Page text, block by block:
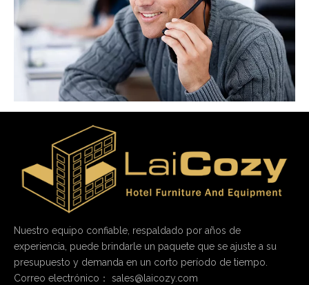
Nuestro equipo confiable, respaldado por años de
experiencia, puede brindarle un paquete que se ajuste a su
presupuesto y demanda en un corto período de tiempo.
Correo electrónico： sales@laicozy.com